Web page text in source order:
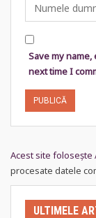
Save my
next time I
Acest site folosește
procesate datele
ULTIMELE